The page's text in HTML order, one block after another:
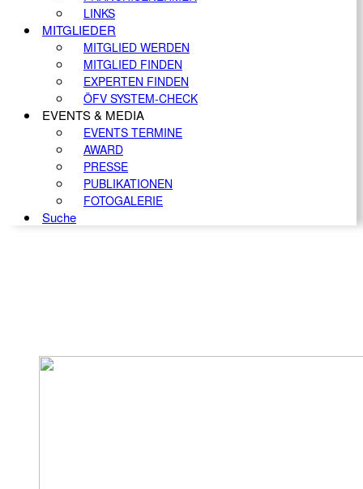
LINKS
MITGLIEDER
MITGLIED WERDEN
MITGLIED FINDEN
EXPERTEN FINDEN
ÖFV SYSTEM-CHECK
EVENTS & MEDIA
EVENTS TERMINE
AWARD
PRESSE
PUBLIKATIONEN
FOTOGALERIE
Suche